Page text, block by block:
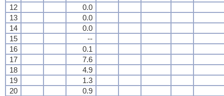
12
0.0
13
0.0
14
0.0
15
--
16
0.1
17
7.6
18
4.9
19
1.3
20
0.9